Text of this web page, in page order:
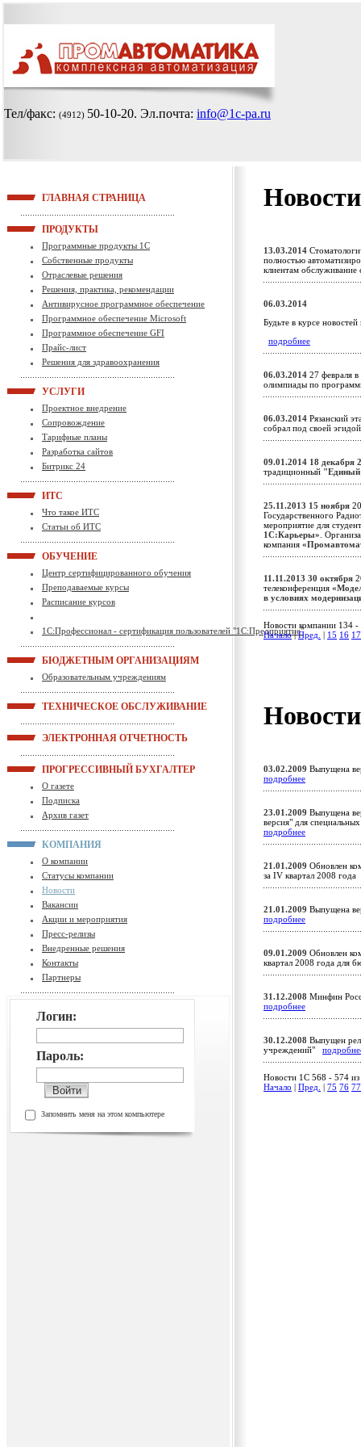
Тел/факс: (4912) 50-10-20. Эл.почта: info@1c-pa.ru
ГЛАВНАЯ СТРАНИЦА
ПРОДУКТЫ
Программные продукты 1С
Собственные продукты
Отраслевые решения
Решения, практика, рекомендации
Антивирусное программное обеспечение
Программное обеспечение Microsoft
Программное обеспечение GFI
Прайс-лист
Решения для здравоохранения
УСЛУГИ
Проектное внедрение
Сопровождение
Тарифные планы
Разработка сайтов
Битрикс 24
ИТС
Что такое ИТС
Статьи об ИТС
ОБУЧЕНИЕ
Центр сертифицированного обучения
Преподаваемые курсы
Расписание курсов
1С:Профессионал - сертификация пользователей "1С:Предприятие"
БЮДЖЕТНЫМ ОРГАНИЗАЦИЯМ
Образовательным учреждениям
ТЕХНИЧЕСКОЕ ОБСЛУЖИВАНИЕ
ЭЛЕКТРОННАЯ ОТЧЕТНОСТЬ
ПРОГРЕССИВНЫЙ БУХГАЛТЕР
О газете
Подписка
Архив газет
КОМПАНИЯ
О компании
Статусы компании
Новости
Вакансии
Акции и мероприятия
Пресс-релизы
Внедренные решения
Контакты
Партнеры
Логин:
Пароль:
Запомнить меня на этом компьютере
13.03.2014
полностью
клиентам
06.03.2014
Будьте в курсе
подробнее
06.03.2014 27 февраля
олимпиады по
06.03.2014 Рязанский
собрал под своей
09.01.2014 18 декабря
традиционный
25.11.2013 15 ноября
Государственного
мероприятие для
1С:Карьеры».
компания
11.11.2013 30 октября
телеконференция
в условиях
Новости компании 134 -
Начало|Пред. 15 16 17
03.02.2009 Выпущена
подробнее
23.01.2009 Выпущена
версия" для
подробнее
21.01.2009 Обновлен
за IV квартал 2008
21.01.2009 Выпущена
подробнее
09.01.2009 Обновлен
квартал 2008 года для
31.12.2008 Минфин
подробнее
30.12.2008 Выпущен
учреждений"
Новости 1C 568 - 574
Начало
Пред. 75 76 77